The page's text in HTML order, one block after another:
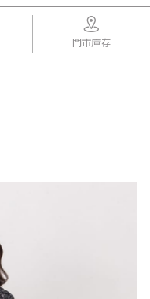
門市庫存